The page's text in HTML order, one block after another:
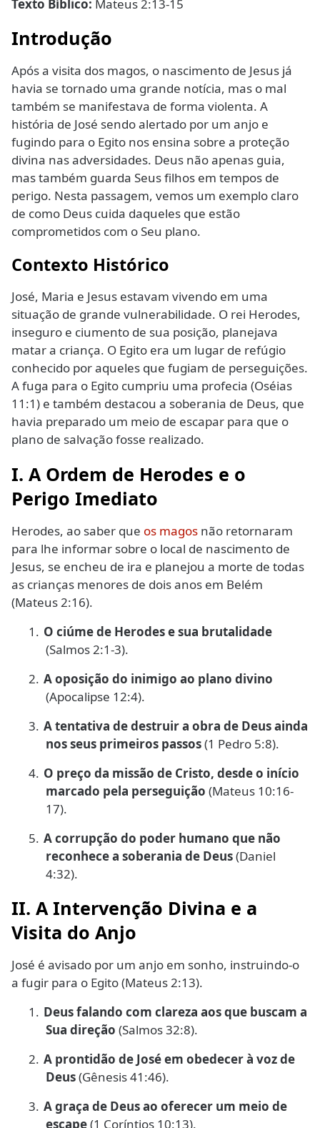
Texto Bíblico: Mateus 2:13-15
Introdução
Após a visita dos magos, o nascimento de Jesus já
havia se tornado uma grande notícia, mas o mal
também se manifestava de forma violenta. A
história de José sendo alertado por um anjo e
fugindo para o Egito nos ensina sobre a proteção
divina nas adversidades. Deus não apenas guia,
mas também guarda Seus filhos em tempos de
perigo. Nesta passagem, vemos um exemplo claro
de como Deus cuida daqueles que estão
comprometidos com o Seu plano.
Contexto Histórico
José, Maria e Jesus estavam vivendo em uma
situação de grande vulnerabilidade. O rei Herodes,
inseguro e ciumento de sua posição, planejava
matar a criança. O Egito era um lugar de refúgio
conhecido por aqueles que fugiam de perseguições.
A fuga para o Egito cumpriu uma profecia (Oséias
11:1) e também destacou a soberania de Deus, que
havia preparado um meio de escapar para que o
plano de salvação fosse realizado.
I. A Ordem de Herodes e o
Perigo Imediato
Herodes, ao saber que os magos não retornaram
para lhe informar sobre o local de nascimento de
Jesus, se encheu de ira e planejou a morte de todas
as crianças menores de dois anos em Belém
(Mateus 2:16).
1. O ciúme de Herodes e sua brutalidade
(Salmos 2:1-3).
2. A oposição do inimigo ao plano divino
(Apocalipse 12:4).
3. A tentativa de destruir a obra de Deus ainda
nos seus primeiros passos(1 Pedro 5:8).
4. O preço da missão de Cristo, desde o início
marcado pela perseguição (Mateus 10:16-
17).
5. A corrupção do poder humano que não
reconhece a soberania de Deus(Daniel
4:32).
II. A Intervenção Divina e a
Visita do Anjo
José é avisado por um anjo em sonho, instruindo-o
a fugir para o Egito (Mateus 2:13).
1. Deus falando com clareza aos que buscam a
Sua direção (Salmos 32:8).
2. A prontidão de José em obedecer à voz de
Deus(Gênesis 41:46).
3. A graça de Deus ao oferecer um meio de
escape(1 Coríntios 10:13).